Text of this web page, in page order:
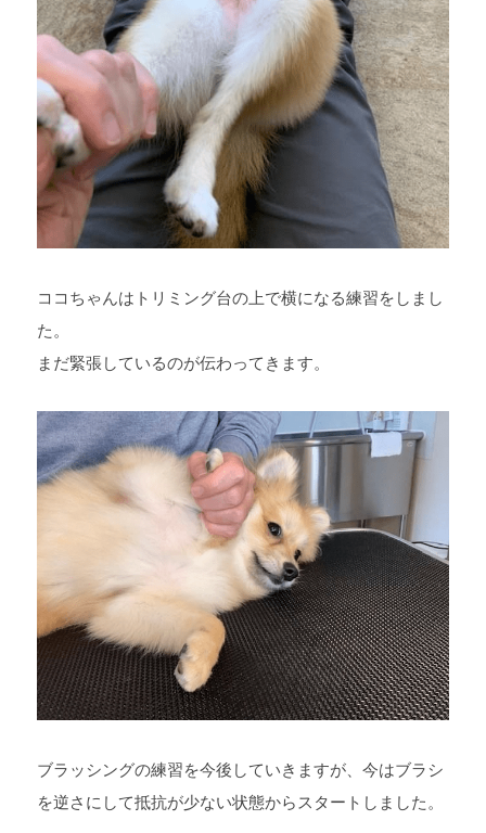
ココちゃんはトリミング台の上で横になる練習をしまし
た。
まだ緊張しているのが伝わってきます。
ブラッシングの練習を今後していきますが、今はブラシ
を逆さにして抵抗が少ない状態からスタートしました。